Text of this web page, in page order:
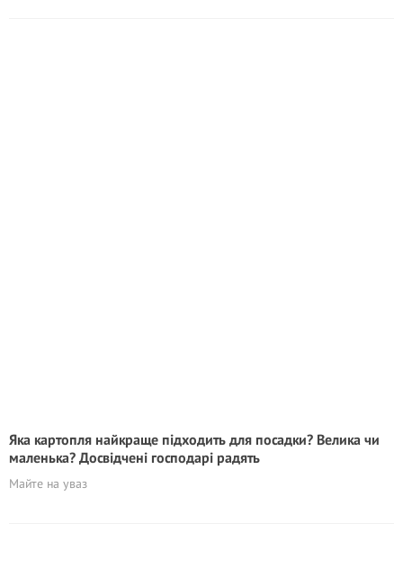
Яка картопля найкраще підходить для посадки? Велика чи
маленька? Досвідчені господарі радять
Майте на уваз